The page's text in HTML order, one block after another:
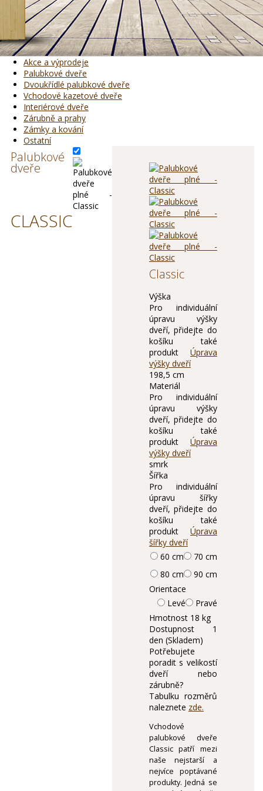
Akce a výprodeje
Palubkové dveře
Dvoukřídlé palubkové dveře
Vchodové kazetové dveře
Interiérové dveře
Zárubně a prahy
Zámky a kování
Ostatní
Palubkové
dveře
CLASSIC
Classic
Výška
Pro individuální
úpravu výšky
dveří, přidejte do
košíku také
produkt Úprava
výšky dveří
198,5 cm
Materiál
Pro individuální
úpravu výšky
dveří, přidejte do
košíku také
produkt Úprava
výšky dveří
smrk
Šířka
Pro individuální
úpravu šířky
dveří, přidejte do
košíku také
produkt Úprava
šířky dveří
60 cm
70 cm
80 cm
90 cm
Orientace
Levé
Pravé
Hmotnost 18 kg
Dostupnost 1
den (Skladem)
Potřebujete
poradit s velikostí
dveří nebo
zárubně?
Tabulku rozměrů
naleznete zde.
Vchodové
palubkové dveře
Classic patří mezi
naše nejstarší a
nejvíce poptávané
produkty. Jedná se